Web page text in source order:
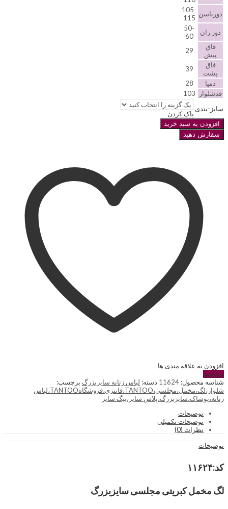
105-
115 دورباسن
50-
60
دور ران
29
فاق
پیش
39
فاق
پشت
28
دمپا
103
قدشلوار
سایز-بندی
پاک کردن
افزودن به سبد خرید
سفارش دهید
افزودن به علاقه مندی ها
مقایسه
شناسه محصول: 11624 دسته: لباس زنانه سایزبزرگ برچسب:
شلوار،لگ،مخمل،مجلسی،TANTOO،فانتزی،فروشگاهTANTOO،لباس
زنانه،پوشاک،سایزبزرگ،پلاس سایز،بیگ سایز
توضیحات
توضیحات تکمیلی
نظرات (0)
توضیحات
کد:۱۱۶۲۴
لگ مخمل کبریتی مجلسی سایزبزرگ